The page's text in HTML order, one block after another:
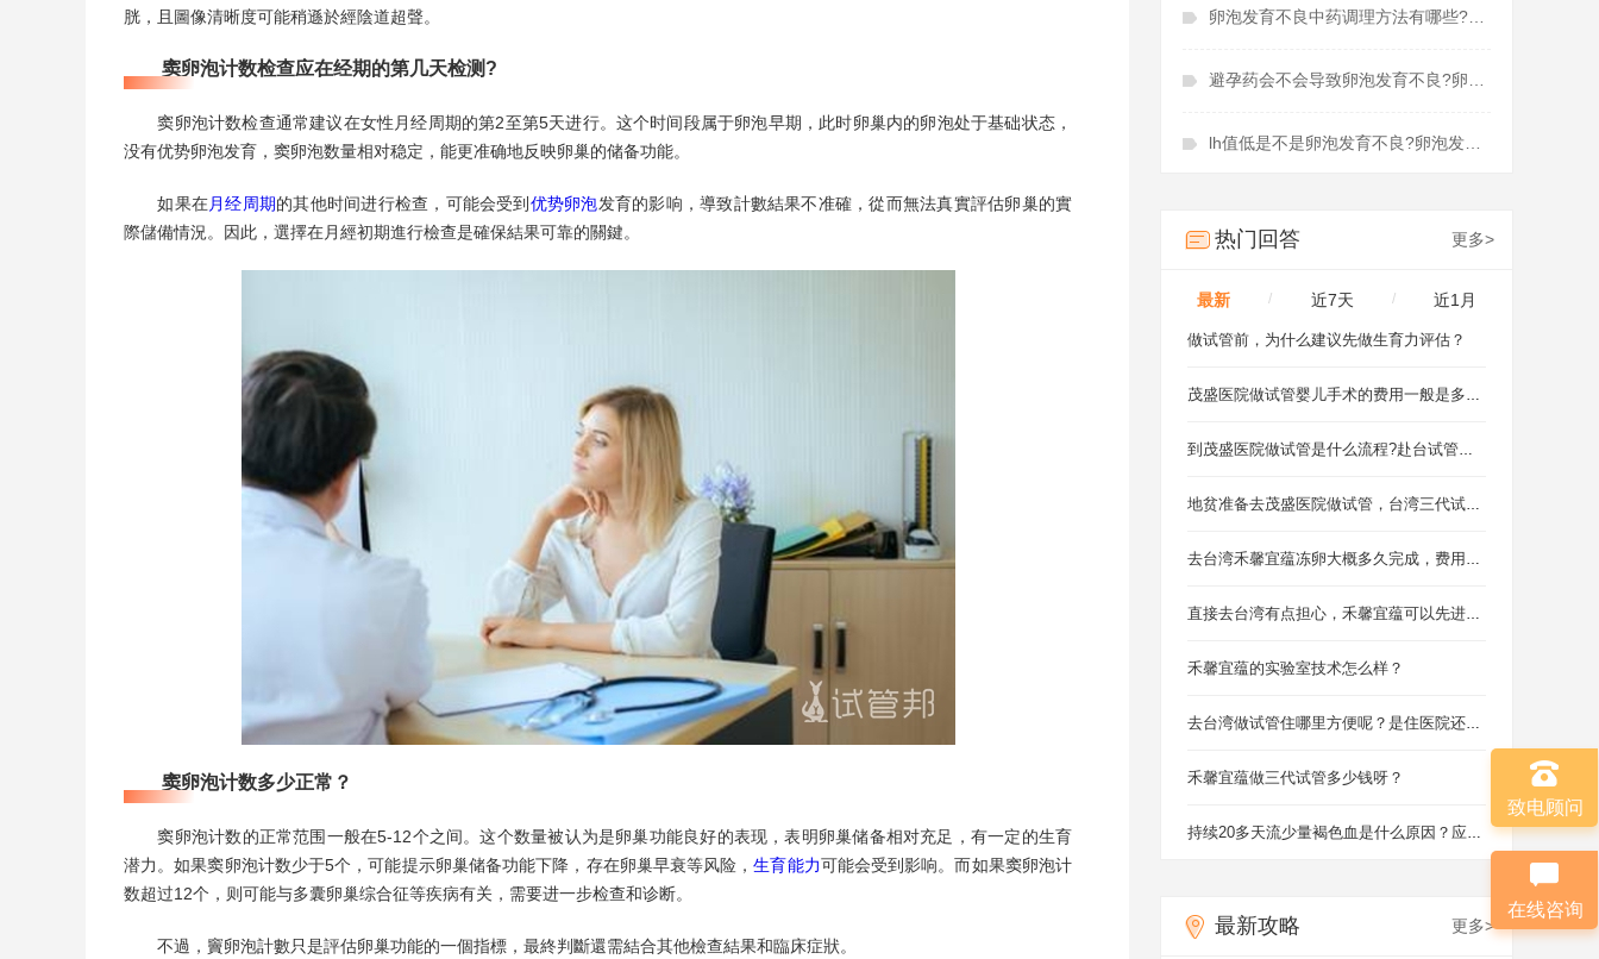
胱，且圖像清晰度可能稍遜於經陰道超聲。
窦卵泡计数检查应在经期的第几天检测?
窦卵泡计数检查通常建议在女性月经周期的第2至第5天进行。这个时间段属于卵泡早期，此时卵巢内的卵泡处于基础状态，
没有优势卵泡发育，窦卵泡数量相对稳定，能更准确地反映卵巢的储备功能。
如果在月经周期的其他时间进行检查，可能会受到 优势卵泡发育的影响，導致計數結果不准確，從而無法真實評估卵巢的實
際儲備情況。因此，選擇在月經初期進行檢查是確保結果可靠的關鍵。
窦卵泡计数多少正常？
窦卵泡计数的正常范围一般在5-12个之间。这个数量被认为是卵巢功能良好的表现，表明卵巢储备相对充足，有一定的生育
潜力。如果窦卵泡计数少于5个，可能提示卵巢储备功能下降，存在卵巢早衰等风险，生育能力可能会受到影响。而如果窦卵泡计
数超过12个，则可能与多囊卵巢综合征等疾病有关，需要进一步检查和诊断。
不過，竇卵泡計數只是評估卵巢功能的一個指標，最終判斷還需結合其他檢查結果和臨床症狀。
热门回答 更多>
最新 / 近7天 / 近1月
做试管前，为什么建议先做生育力评估？
茂盛医院做试管婴儿手术的费用一般是多少？准备6.21万够吗？
到茂盛医院做试管是什么流程?赴台试管办什么签证好？
地贫准备去茂盛医院做试管，台湾三代试管婴儿怎么样？
去台湾禾馨宜蕴冻卵大概多久完成，费用多少？
直接去台湾有点担心，禾馨宜蕴可以先进行线上视频看诊吗？
禾馨宜蕴的实验室技术怎么样？
去台湾做试管住哪里方便呢？是住医院还是住酒店呢？
禾馨宜蕴做三代试管多少钱呀？
持续20多天流少量褐色血是什么原因？应该吃什么药？
最新攻略 更多>
致电顾问
在线咨询